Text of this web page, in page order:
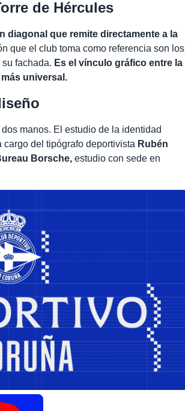
de Hércules
diagonal que remite directamente a la
que el club toma como referencia son los
fachada. Es el vínculo gráfico entre la
universal.
manos. El estudio de la identidad
del tipógrafo deportivista Rubén
Borsche, estudio con sede en